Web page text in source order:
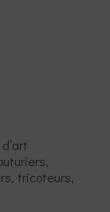
tricoteurs,